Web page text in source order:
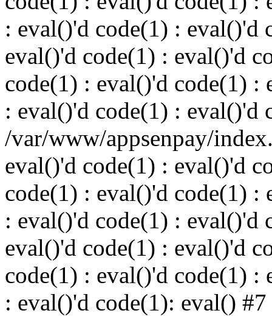
: eval()'d code(1) : eval()'d
eval()'d code(1) : eval()'d
code(1) : eval()'d code(1) :
: eval()'d code(1) : eval()'d
/var/www/appsenpay/
eval()'d code(1) : eval()'d
code(1) : eval()'d code(1) :
: eval()'d code(1) : eval()'d
eval()'d code(1) : eval()'d
code(1) : eval()'d code(1) :
: eval()'d code(1): eval() #7